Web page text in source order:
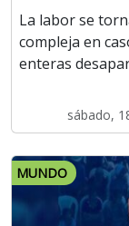
La labor se
compleja en
enteras
sábado,
MUNDO